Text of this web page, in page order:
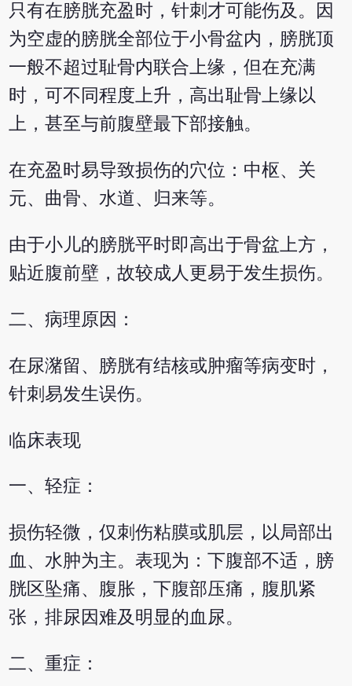
只有在膀胱充盈时，针刺才可能伤及。因
为空虚的膀胱全部位于小骨盆内，膀胱顶
一般不超过耻骨内联合上缘，但在充满
时，可不同程度上升，高出耻骨上缘以
上，甚至与前腹壁最下部接触。
在充盈时易导致损伤的穴位：中枢、关
元、曲骨、水道、归来等。
由于小儿的膀胱平时即高出于骨盆上方，
贴近腹前壁，故较成人更易于发生损伤。
二、病理原因：
在尿潴留、膀胱有结核或肿瘤等病变时，
针刺易发生误伤。
临床表现
一、轻症：
损伤轻微，仅刺伤粘膜或肌层，以局部出
血、水肿为主。表现为：下腹部不适，膀
胱区坠痛、腹胀，下腹部压痛，腹肌紧
张，排尿因难及明显的血尿。
二、重症：